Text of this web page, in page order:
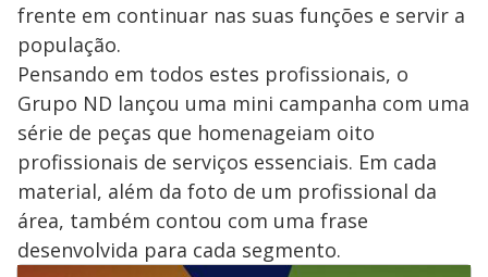
frente em continuar nas suas funções e servir a
população.
Pensando em todos estes profissionais, o
Grupo ND lançou uma mini campanha com uma
série de peças que homenageiam oito
profissionais de serviços essenciais. Em cada
material, além da foto de um profissional da
área, também contou com uma frase
desenvolvida para cada segmento.